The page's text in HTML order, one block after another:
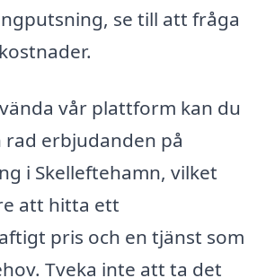
se till att fråga
vår plattform kan du
rad erbjudanden på
i Skelleftehamn, vilket
att hitta ett
pris och en tjänst som
Tveka inte att ta det